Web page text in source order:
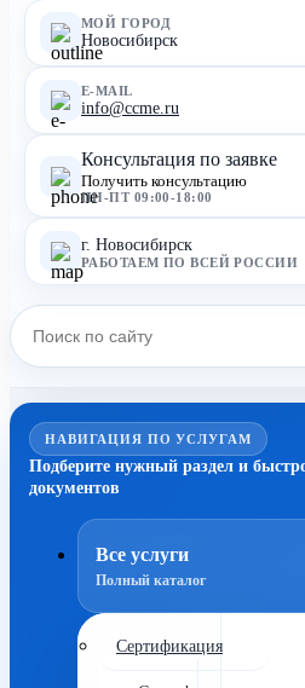
МОЙ ГОРОД
Новосибирск
E-MAIL
info@ccme.ru
Консультация по заявке
Получить консультацию
ПН-ПТ 09:00-18:00
г. Новосибирск
РАБОТАЕМ ПО ВСЕЙ РОССИИ
НАВИГАЦИЯ ПО УСЛУГАМ
Подберите нужный раздел и
документов
Все услуги
Полный каталог
Сертификация